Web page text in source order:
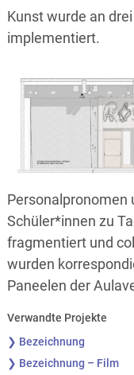
Kunst wurde an
implementiert.
Personalpronomen
Schüler*innen zu
fragmentiert und
wurden
Paneelen der
Verwandte Projekte
❯ Bezeichnung
❯ Bezeichnung – Film